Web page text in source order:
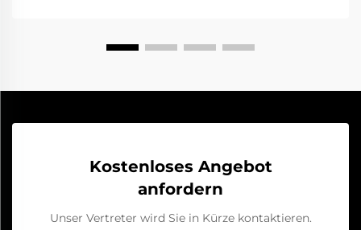
Kostenloses Angebot
anfordern
Unser Vertreter wird Sie in Kürze kontaktieren.